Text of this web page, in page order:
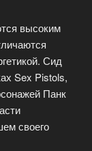
высоким
Сид
Sex Pistols,
Панк
своего